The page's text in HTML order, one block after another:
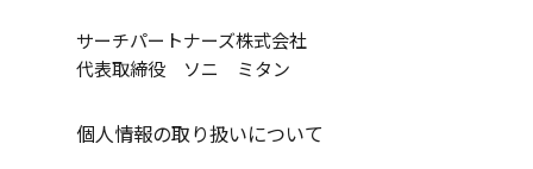
サーチパートナーズ株式会社
代表取締役 ソニ ミタン
個人情報の取り扱いについて